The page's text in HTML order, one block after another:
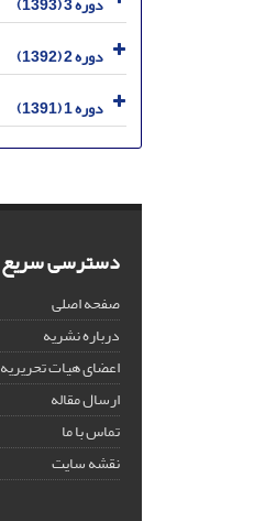
دوره 2 (1392)
دوره 1 (1391)
دسترسی سریع
صفحه اصلی
درباره نشریه
اعضای هیات تحریریه
ارسال مقاله
تماس با ما
نقشه سایت